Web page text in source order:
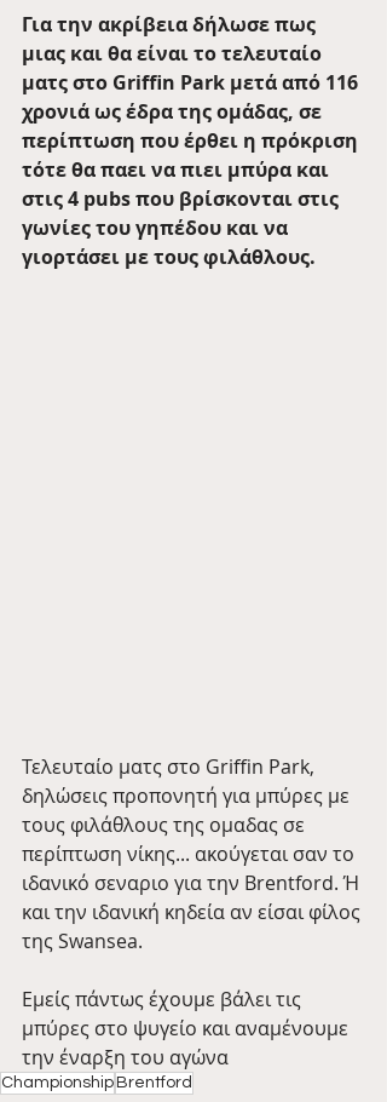
Για την ακρίβεια δήλωσε πως
μιας και θα είναι το τελευταίο
ματς στο Griffin Park μετά από 116
χρονιά ως έδρα της ομάδας, σε
περίπτωση που έρθει η πρόκριση
τότε θα παει να πιει μπύρα και
στις 4 pubs που βρίσκονται στις
γωνίες του γηπέδου και να
γιορτάσει με τους φιλάθλους.
Τελευταίο ματς στο Griffin Park,
δηλώσεις προπονητή για μπύρες με
τους φιλάθλους της ομαδας σε
περίπτωση νίκης... ακούγεται σαν το
ιδανικό σεναριο για την Brentford. Ή
και την ιδανική κηδεία αν είσαι φίλος
της Swansea.
Εμείς πάντως έχουμε βάλει τις
μπύρες στο ψυγείο και αναμένουμε
την έναρξη του αγώνα
ChampionshipBrentford